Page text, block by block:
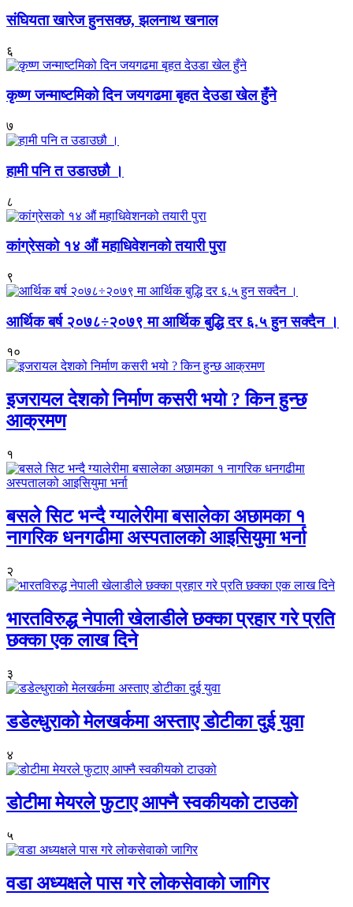
संघियता खारेज हुनसक्छ, झलनाथ खनाल
६
कृष्ण जन्माष्टमिको दिन जयगढमा बृहत देउडा खेल हुँने
७
हामी पनि त उडाउछौ ।
८
कांग्रेसको १४ औं महाधिवेशनको तयारी पुरा
९
आर्थिक बर्ष २०७८÷२०७९ मा आर्थिक बुद्धि दर ६.५ हुन सक्दैन ।
१०
इजरायल देशको निर्माण कसरी भयो ? किन हुन्छ
आक्रमण
१
बसले सिट भन्दै ग्यालेरीमा बसालेका अछामका १
नागरिक धनगढीमा अस्पतालको आइसियुमा भर्ना
२
भारतविरुद्ध नेपाली खेलाडीले छक्का प्रहार गरे प्रति
छक्का एक लाख दिने
३
डडेल्धुराको मेलखर्कमा अस्ताए डोटीका दुई युवा
४
डोटीमा मेयरले फुटाए आफ्नै स्वकीयको टाउको
५
वडा अध्यक्षले पास गरे लोकसेवाको जागिर